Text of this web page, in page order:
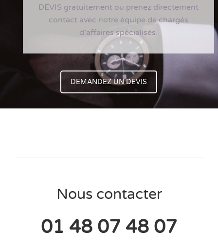
DEVIS gratuitement ou prenez directement
contact avec notre équipe de chargés
d’affaires spécialisés.
DEMANDEZ UN DEVIS
Nous contacter
01 48 07 48 07